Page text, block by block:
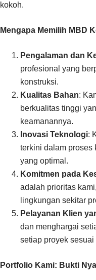
kokoh.
Mengapa Memilih MBD
Pengalaman dan
profesional yang
konstruksi.
Kualitas Bahan:
berkualitas tinggi
keamanannya.
Inovasi Teknologi:
terkini dalam proses
yang optimal.
Komitmen pada
adalah prioritas
lingkungan sekitar
Pelayanan Klien
dan menghargai
setiap proyek
Portfolio Kami: Bukti